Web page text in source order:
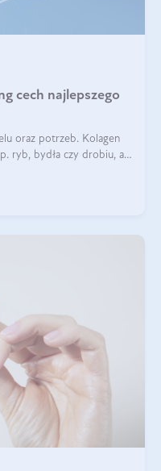
cech najlepszego
oraz potrzeb. Kolagen
ryb, bydła czy drobiu, a